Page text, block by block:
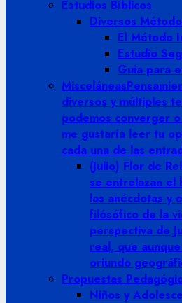
Estudios Bíblicos
Diversos
El Método
Estudio
Guia para
Misceláneas
diversos y múltiples
podemos converger
me gustaría leer tu
cada una de las
(Julio) Flor de
se entrelazan el
las anécdotas y
filósófico de la
perspectiva de
real, que
oriundo
Propuestas
Niños y